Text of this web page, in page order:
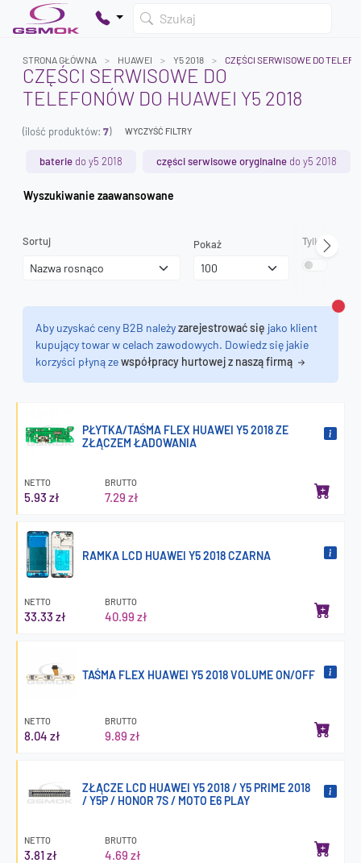
Szukaj
Dodaj produkty, aby kontynuować.
STRONA GŁÓWNA HUAWEI Y5 2018 CZĘŚCI SERWISOWE DO
CZĘŚCI SERWISOWE DO
TELEFONÓW DO HUAWEI Y5 2018
(ilość produktów: 7) WYCZYŚĆ FILTRY
baterie do y5 2018 części serwisowe oryginalne do y5 2018
Wyszukiwanie zaawansowane
Sortuj Pokaż Tylko
Aby uzyskać ceny B2B należyzarejestrować się jako klient
kupujący towar w celach zawodowych. Dowiedz się jakie
korzyści płyną zewspółpracy hurtowej z naszą firmą
PŁYTKA/TAŚMA FLEX HUAWEI Y5 2018 ZE
ZŁĄCZEM ŁADOWANIA
NETTO
5.93 zł
BRUTTO
7.29 zł
RAMKA LCD HUAWEI Y5 2018 CZARNA
NETTO
33.33 zł
BRUTTO
40.99 zł
TAŚMA FLEX HUAWEI Y5 2018 VOLUME ON/OFF
NETTO
8.04 zł
BRUTTO
9.89 zł
ZŁĄCZE LCD HUAWEI Y5 2018 / Y5 PRIME 2018
/ Y5P / HONOR 7S / MOTO E6 PLAY
NETTO
3.81 zł
BRUTTO
4.69 zł